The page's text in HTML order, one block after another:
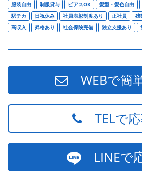
服装自由
制服貸与 ピアスOK 髪型・髪色自由
駅チカ
日祝休み 社員表彰制度あり 正社員 残
高収入
昇格あり 社会保険完備 独立支援あり
WEBで簡
TELで
LINEで